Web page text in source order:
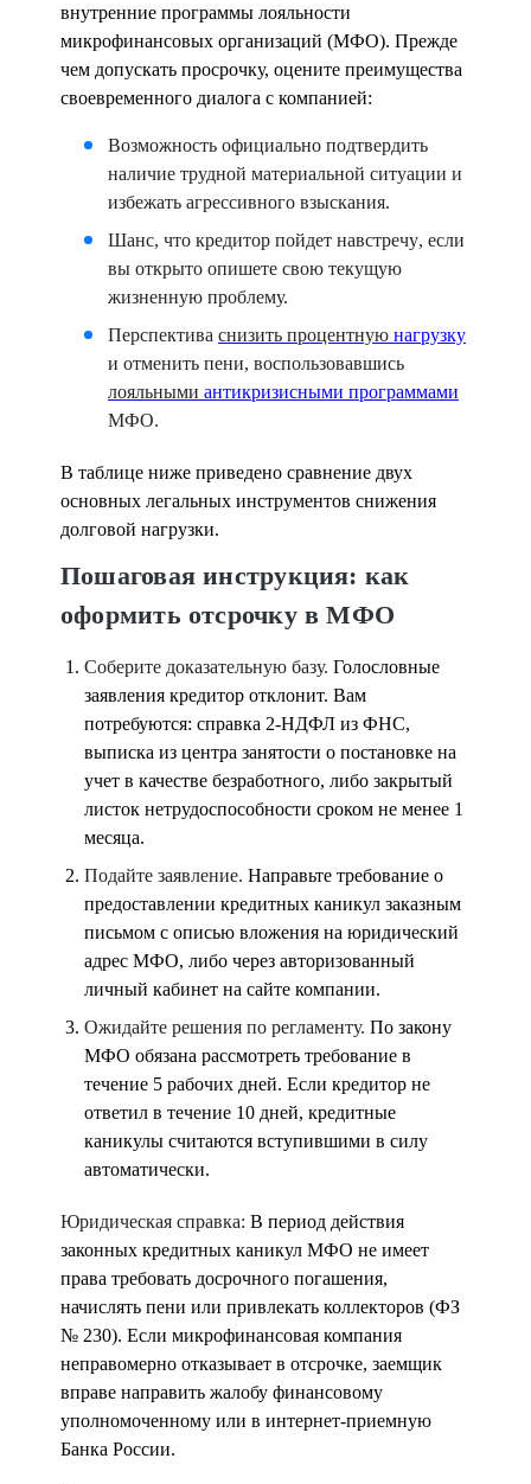
внутренние программы лояльности
микрофинансовых организаций (МФО). Прежде
чем допускать просрочку, оцените преимущества
своевременного диалога с компанией:
Возможность официально подтвердить
наличие трудной материальной ситуации и
избежать агрессивного взыскания.
Шанс, что кредитор пойдет навстречу, если
вы открыто опишете свою текущую
жизненную проблему.
Перспектива снизить процентную нагрузку
и отменить пени, воспользовавшись
лояльными антикризисными программами
МФО.
В таблице ниже приведено сравнение двух
основных легальных инструментов снижения
долговой нагрузки.
Пошаговая инструкция: как
оформить отсрочку в МФО
Соберите доказательную базу. Голословные
заявления кредитор отклонит. Вам
потребуются: справка 2-НДФЛ из ФНС,
выписка из центра занятости о постановке на
учет в качестве безработного, либо закрытый
листок нетрудоспособности сроком не менее 1
месяца.
Подайте заявление. Направьте требование о
предоставлении кредитных каникул заказным
письмом с описью вложения на юридический
адрес МФО, либо через авторизованный
личный кабинет на сайте компании.
Ожидайте решения по регламенту. По закону
МФО обязана рассмотреть требование в
течение 5 рабочих дней. Если кредитор не
ответил в течение 10 дней, кредитные
каникулы считаются вступившими в силу
автоматически.
Юридическая справка: В период действия
законных кредитных каникул МФО не имеет
права требовать досрочного погашения,
начислять пени или привлекать коллекторов (ФЗ
№ 230). Если микрофинансовая компания
неправомерно отказывает в отсрочке, заемщик
вправе направить жалобу финансовому
уполномоченному или в интернет-приемную
Банка России.